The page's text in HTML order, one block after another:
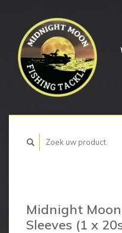
Midnight
Sleeves (1 x